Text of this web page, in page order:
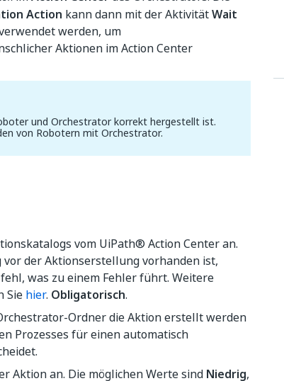
Action kann dann mit der AktivitätWait
werden, um
Aktionen im Action Center
und Orchestrator korrekt hergestellt ist.
von Robotern mit Orchestrator.
vom UiPath® Action Center an.
der Aktionserstellung vorhanden ist,
was zu einem Fehler führt. Weitere
Sie hier. Obligatorisch.
Ordner die Aktion erstellt werden
Prozesses für einen automatisch
Aktion an. Die möglichen Werte sind Niedrig,